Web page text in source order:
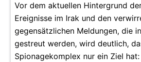
Vor dem aktuellen Hintergrund
Ereignisse im Irak und den
gegensätzlichen Meldungen, die
gestreut werden, wird deutlich,
Spionagekomplex nur ein Ziel hat: